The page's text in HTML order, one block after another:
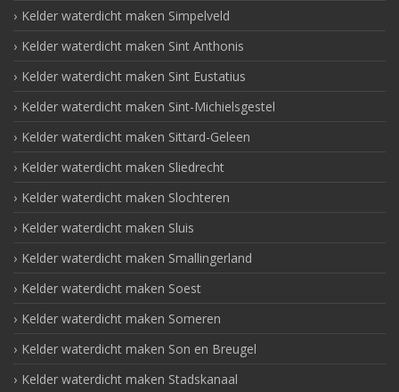
Kelder waterdicht maken Simpelveld
Kelder waterdicht maken Sint Anthonis
Kelder waterdicht maken Sint Eustatius
Kelder waterdicht maken Sint-Michielsgestel
Kelder waterdicht maken Sittard-Geleen
Kelder waterdicht maken Sliedrecht
Kelder waterdicht maken Slochteren
Kelder waterdicht maken Sluis
Kelder waterdicht maken Smallingerland
Kelder waterdicht maken Soest
Kelder waterdicht maken Someren
Kelder waterdicht maken Son en Breugel
Kelder waterdicht maken Stadskanaal